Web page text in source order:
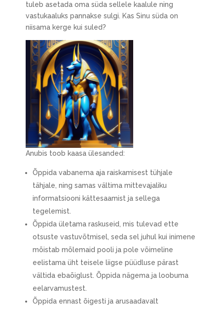
tuleb asetada oma süda sellele kaalule ning
vastukaaluks pannakse sulgi. Kas Sinu süda on
niisama kerge kui suled?
Anubis toob kaasa ülesanded:
Õppida vabanema aja raiskamisest tühjale
tähjale, ning samas vältima mittevajaliku
informatsiooni kättesaamist ja sellega
tegelemist.
Õppida ületama raskuseid, mis tulevad ette
otsuste vastuvõtmisel, seda sel juhul kui inimene
mõistab mõlemaid pooli ja pole võimeline
eelistama üht teisele liigse püüdluse pärast
vältida ebaõiglust. Õppida nägema ja loobuma
eelarvamustest.
Õppida ennast õigesti ja arusaadavalt